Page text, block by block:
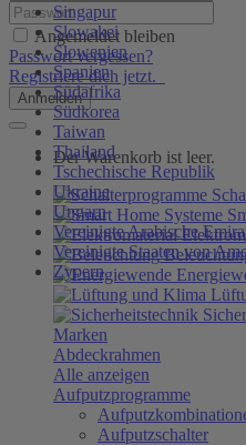
Singapur
Slowakei
Slowenien
Spanien
Südafrika
Südkorea
Taiwan
Thailand
Tschechische Republik
Ukraine
Ungarn
Vereinigte Arabische
Vereinigte Staaten von
Zypern
Angemeldet bleiben
Passwort vergessen?
Registriere dich jetzt.
Anmelden
Der Warenkorb ist leer.
Marken
Abdeckrahmen
Alle anzeigen
Aufputzprogramme
Aufputzschalter